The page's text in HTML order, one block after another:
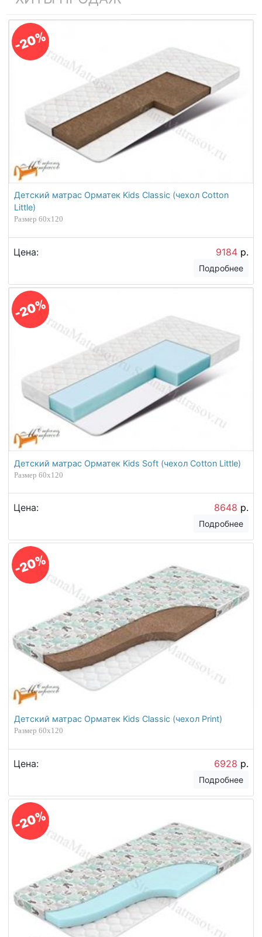
-20%
Детский матрас Орматек Kids Classic (чехол Cotton
Little)
Размер 60х120
Цена: 9184 р.
Подробнее
-20%
Детский матрас Орматек Kids Soft (чехол Cotton Little)
Размер 60х120
Цена: 8648 р.
Подробнее
-20%
Детский матрас Орматек Kids Classic (чехол Print)
Размер 60х120
Цена: 6928 р.
Подробнее
-20%